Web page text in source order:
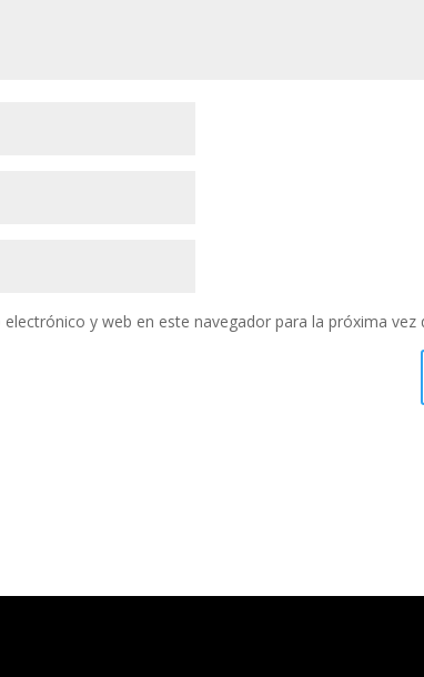
y web en este navegador para la próxima vez